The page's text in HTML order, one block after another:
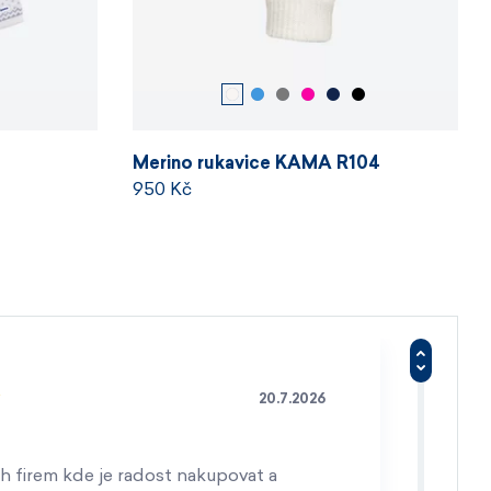
Merino rukavice KAMA R104
950 Kč
20.7.2026
firem kde je radost nakupovat a